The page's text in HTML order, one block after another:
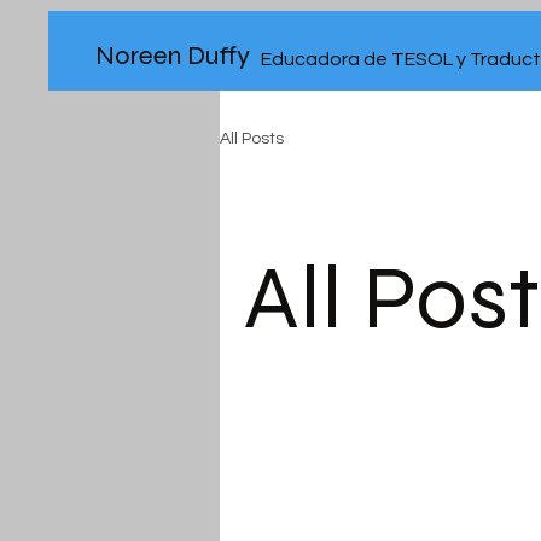
Noreen Duffy Educadora de TESOL y
All Posts
All